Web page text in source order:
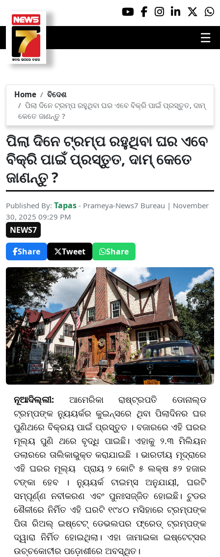
☰
Home
ବିଦେଶ
ପିଲା ଦିନେ ଟ୍ରମ୍ପ ରହୁଥିବା ଘର ଏବେ ବିକ୍ରି ପାଇଁ ପ୍ରସ୍ତୁତ, ଦାମ୍‌
କେତେ ଜାଣନ୍ତୁ ?
ପିଲା ଦିନେ ଟ୍ରମ୍ପ ରହୁଥିବା ଘର ଏବେ
ବିକ୍ରି ପାଇଁ ପ୍ରସ୍ତୁତ, ଦାମ୍‌ କେତେ
ଜାଣନ୍ତୁ ?
Published By: Tapas - Prameya-News7 Bureau | November
30, 2025 09:29 PM
NEWS7
Share
Tweet Share
ନୂଆଦିଲ୍ଲୀ: ଆମେରିକା ରାଷ୍ଟ୍ରପତି ଡୋନାଲ୍ଡ
ଟ୍ରମ୍ପଙ୍କ ନ୍ୟୁୟର୍କର କୁଇନ୍ସରେ ଥିବା ପିଲାଦିନର ଘର
ପୁଣିଥରେ ବିକ୍ରୟ ପାଇଁ ପ୍ରସ୍ତୁତ । ବଜାରରେ ଏହି ଘରର
ମୂଲ୍ୟ ପୁଣି ଥରେ ବୃଦ୍ଧି ପାଇଛି। ଏହାକୁ ୨.୩ ମିଲିୟନ
ଡଲାରରେ ତାଲିକାଭୁକ୍ତ କରାଯାଇଛି । ଭାରତୀୟ ମୂଦ୍ରାରେ
ଏହି ଘରର ମୂଲ୍ୟ ପ୍ରାୟ ୨ କୋଟି ୫ ଲକ୍ଷ ୫୨ ହଜାର
ଟଙ୍କା ହେବ । ନ୍ୟୁୟର୍କ ଟାଇମ୍ସ ଅନୁଯାୟୀ, ଘରଟି
ସମ୍ପୂର୍ଣ୍ଣ ନବୀକରଣ ଏବଂ ପୁନଃସଜ୍ଜିତ ହୋଇଛି। ଟୁଡର
ଶୈଳୀରେ ନିର୍ମିତ ଏହି ଘରଟି ୧୯୪୦ ମସିହାରେ ଟ୍ରମ୍ପଙ୍କ
ପିତା ରିଅଲ୍ ଇଷ୍ଟେଟ୍ ଡେଭଲପର ଫ୍ରେଡ୍ ଟ୍ରମ୍ପଙ୍କ
ଦ୍ୱାରା ନିର୍ମିତ ହୋଇଥିଲା। ଏହା ଜାମାଇକା ଇଷ୍ଟେଟ୍ସର
ଉଚ୍ଚକୋଟୀର ପଡ଼ୋଶୀରେ ଅବସ୍ଥିତ।